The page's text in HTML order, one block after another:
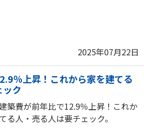
2025年07月22日
％上昇！これから家を建てる
ク
築費が前年比で12.9％上昇！これか
る人・売る人は要チェック。